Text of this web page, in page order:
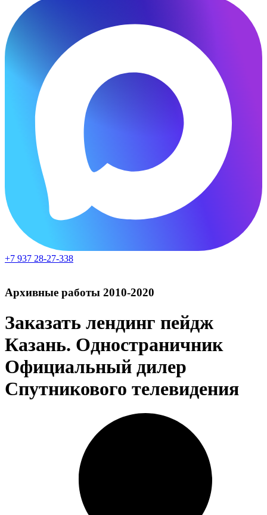
+7 937 28-27-338
Архивные работы 2010-2020
Заказать лендинг пейдж
Казань. Одностраничник
Официальный дилер
Спутникового телевидения